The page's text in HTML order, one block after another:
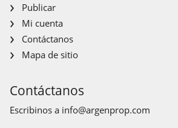
Publicar
Mi cuenta
Contáctanos
Mapa de sitio
Contáctanos
Escribinos a info@argenprop.com